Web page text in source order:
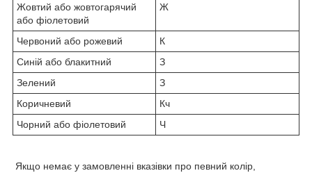
Жовтий або жовтогарячий
або фіолетовий
Ж
Червоний або рожевий
К
Синій або блакитний
З
Зелений
З
Коричневий
Кч
Чорний або фіолетовий
Ч
Якщо немає у замовленні вказівки про певний колір,